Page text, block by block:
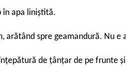
în apa liniștită.
arătând spre geamandură. Nu e
de țânțar de pe frunte